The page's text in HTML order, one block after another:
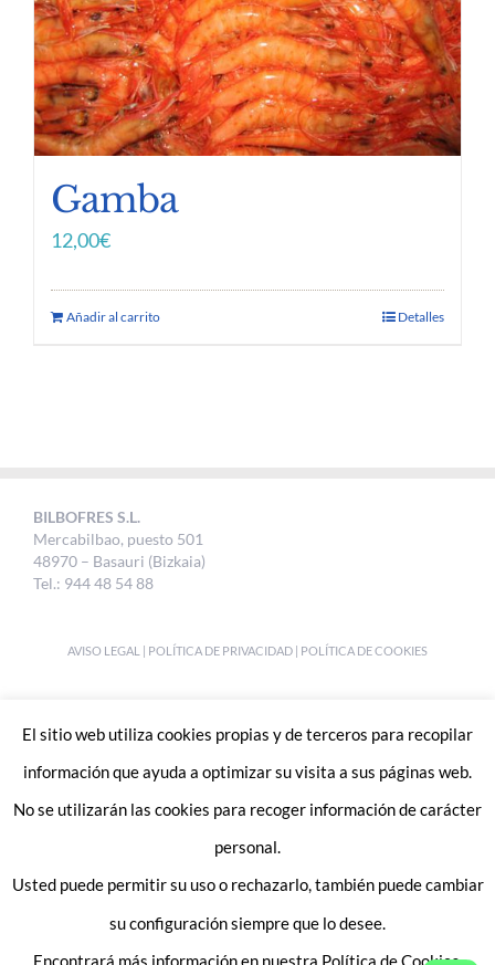
Gamba
12,00€
Añadir al carrito Detalles
BILBOFRES S.L.
Mercabilbao, puesto 501
48970 – Basauri (Bizkaia)
Tel.: 944 48 54 88
AVISO LEGAL | POLÍTICA DE PRIVACIDAD | POLÍTICA DE COOKIES
Enlaces de interes:
Trabaja con nosotros
El sitio web utiliza cookies propias y de terceros para recopilar
información que ayuda a optimizar su visita a sus páginas web.
No se utilizarán las cookies para recoger información de carácter
personal.
Usted puede permitir su uso o rechazarlo, también puede cambiar
su configuración siempre que lo desee.
Encontrará más información en nuestra Política de Cookies.